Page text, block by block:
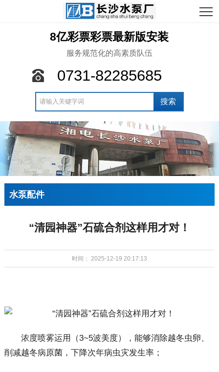
8亿彩票彩票最新版安装
服务规范化的高素质队伍
0731-82285685
水泵配件
“清园神器”石硫合剂这样用才对！
时间： 2025-12-19 20:17:13
浓度喷雾运用（3~5波美度），能够消除越冬虫卵、
削减越冬病原菌，下降次年病虫灾发生率；